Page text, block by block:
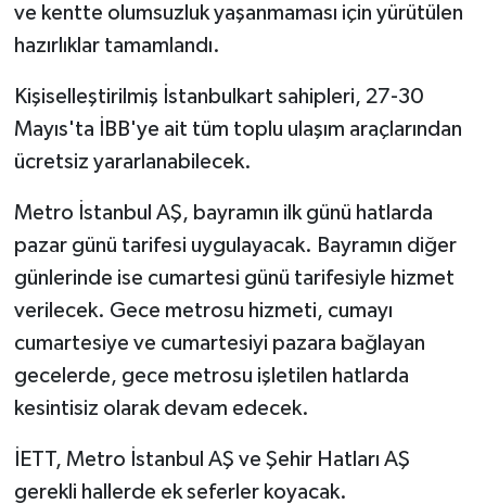
ve kentte olumsuzluk yaşanmaması için yürütülen
hazırlıklar tamamlandı.
Kişiselleştirilmiş İstanbulkart sahipleri, 27-30
Mayıs'ta İBB'ye ait tüm toplu ulaşım araçlarından
ücretsiz yararlanabilecek.
Metro İstanbul AŞ, bayramın ilk günü hatlarda
pazar günü tarifesi uygulayacak. Bayramın diğer
günlerinde ise cumartesi günü tarifesiyle hizmet
verilecek. Gece metrosu hizmeti, cumayı
cumartesiye ve cumartesiyi pazara bağlayan
gecelerde, gece metrosu işletilen hatlarda
kesintisiz olarak devam edecek.
İETT, Metro İstanbul AŞ ve Şehir Hatları AŞ
gerekli hallerde ek seferler koyacak.